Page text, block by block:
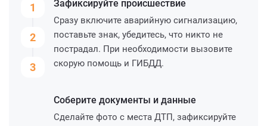
1
2
3
Зафиксируйте происшествие
Сразу включите аварийную сигнализацию,
поставьте знак, убедитесь, что никто не
пострадал. При необходимости вызовите
скорую помощь и ГИБДД.
Соберите документы и данные
Сделайте фото с места ДТП, зафиксируйте